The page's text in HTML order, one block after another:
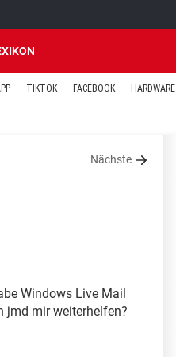
TIKTOK FACEBOOK HARDWARE
Nächste
Windows Live Mail
jmd mir weiterhelfen?